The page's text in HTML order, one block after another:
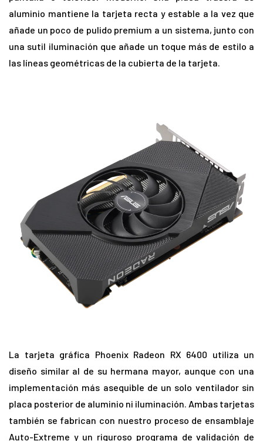
aluminio mantiene la tarjeta recta y estable a la vez que
añade un poco de pulido premium a un sistema, junto con
una sutil iluminación que añade un toque más de estilo a
las líneas geométricas de la cubierta de la tarjeta.
La tarjeta gráfica Phoenix Radeon RX 6400 utiliza un
diseño similar al de su hermana mayor, aunque con una
implementación más asequible de un solo ventilador sin
placa posterior de aluminio ni iluminación. Ambas tarjetas
también se fabrican con nuestro proceso de ensamblaje
Auto-Extreme y un riguroso programa de validación de